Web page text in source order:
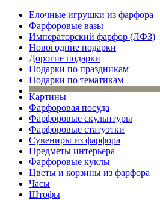
Елочные игрушки из фарфора
Фарфоровые вазы
Императорский фарфор (ЛФЗ)
Новогодние подарки
Дорогие подарки
Подарки по праздникам
Подарки по тематикам
Картины
Фарфоровая посуда
Фарфоровые скульптуры
Фарфоровые статуэтки
Сувениры из фарфора
Предметы интерьера
Фарфоровые куклы
Цветы и корзины из фарфора
Часы
Штофы